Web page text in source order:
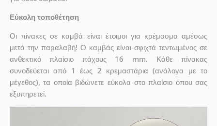
Εύκολη τοποθέτηση
Οι πίνακες σε καμβά είναι έτοιμοι για κρέμασμα αμέσως
μετά την παραλαβή! Ο καμβάς είναι σφιχτά τεντωμένος σε
ανθεκτικό πλαίσιο πάχους 16 mm. Κάθε πίνακας
συνοδεύεται από 1 έως 2 κρεμαστάρια (ανάλογα με το
μέγεθος), τα οποία βιδώνετε εύκολα στο πλαίσιο όπου σας
εξυπηρετεί.